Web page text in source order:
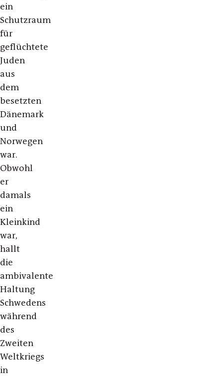
ein
Schutzraum
für
geflüchtete
Juden
aus
dem
besetzten
Dänemark
und
Norwegen
war.
Obwohl
er
damals
ein
Kleinkind
war,
hallt
die
ambivalente
Haltung
Schwedens
während
des
Zweiten
Weltkriegs
in